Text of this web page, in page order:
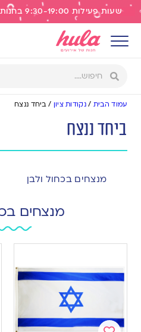
שעות פעילות 9:30-19:00 בחנות | משלוח חינם מעל 299 ש"ח
עמוד הבית /נקודות ציון /ביחד ננצח
ביחד ננצח
מנצחים בכחול ולבן
מנצחים